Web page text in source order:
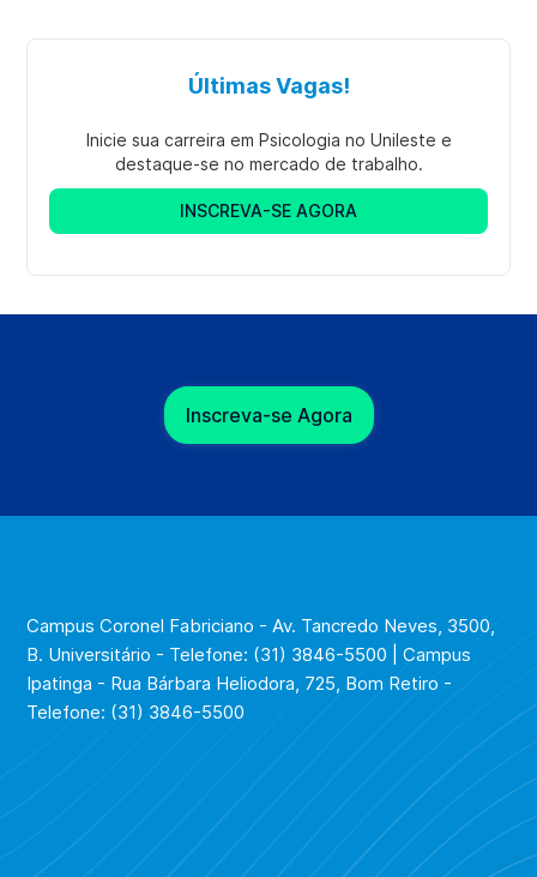
Últimas Vagas!
Inicie sua carreira em Psicologia no Unileste e
destaque-se no mercado de trabalho.
INSCREVA-SE AGORA
Inscreva-se Agora
Campus Coronel Fabriciano - Av. Tancredo Neves, 3500,
B. Universitário - Telefone: (31) 3846-5500 | Campus
Ipatinga - Rua Bárbara Heliodora, 725, Bom Retiro -
Telefone: (31) 3846-5500